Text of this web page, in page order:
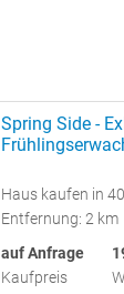
Spring Side -
Haus kaufen in
Entfernung: 2 km
auf Anfrage
Kaufpreis